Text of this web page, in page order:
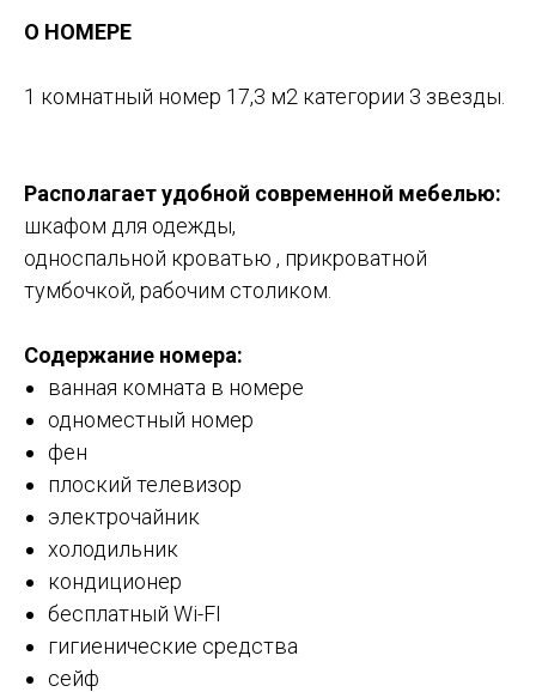
О НОМЕРЕ
1 комнатный номер 17,3 м2 категории 3 звезды.
Располагает удобной современной мебелью:
шкафом для одежды,
односпальной кроватью , прикроватной
тумбочкой, рабочим столиком.
Содержание номера:
ванная комната в номере
одноместный номер
фен
плоский телевизор
электрочайник
холодильник
кондиционер
бесплатный Wi-FI
гигиенические средства
сейф